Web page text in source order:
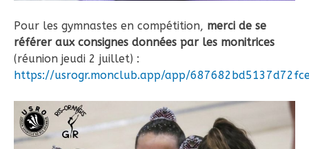
Pour les gymnastes en compétition, merci de se
référer aux consignes données par les monitrices
(réunion jeudi 2 juillet) :
https://usrogr.monclub.app/app/